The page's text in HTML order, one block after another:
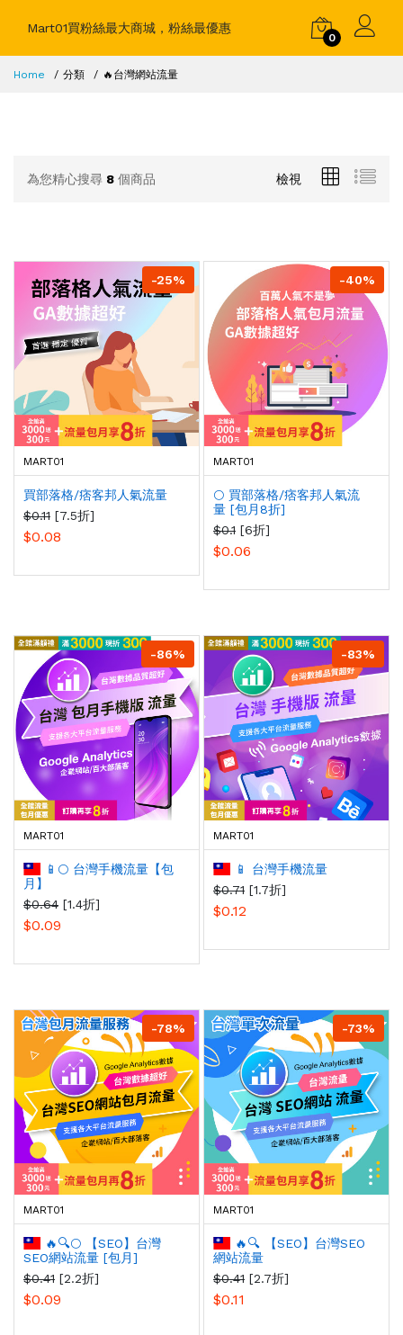
Mart01買粉絲最大商城，粉絲最優惠
0
Home 分類 🔥台灣網站流量
為您精心搜尋 8 個商品 檢視
-25%
MART01
買部落格/痞客邦人氣流量
$0.11 [7.5折]
$0.08
-40%
MART01
🌕 買部落格/痞客邦人氣流
量 [包月8折]
$0.1 [6折]
$0.06
-86%
MART01
月】
$0.64 [1.4折]
$0.09
-83%
MART01
📱 台灣手機流量
$0.71 [1.7折]
$0.12
-78%
MART01
SEO網站流量 [包月]
$0.41 [2.2折]
$0.09
-73%
MART01
網站流量
$0.41 [2.7折]
$0.11